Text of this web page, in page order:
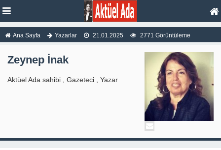
Ana Sayfa Yazarlar 21.01.2025 2771 Görüntüleme
Zeynep İnak
Aktüel Ada sahibi , Gazeteci , Yazar